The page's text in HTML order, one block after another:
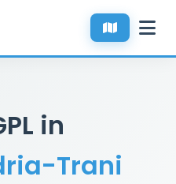
in
Trani